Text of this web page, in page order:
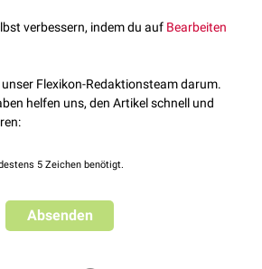
H2n + 1+ OH
verbessern, indem du auf Bearbeiten
Flexikon-Redaktionsteam darum.
helfen uns, den Artikel schnell und
5 Zeichen benötigt.
Absenden